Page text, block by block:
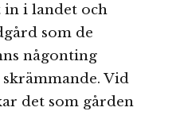
in i landet och
som de
någonting
Vid
det som gården